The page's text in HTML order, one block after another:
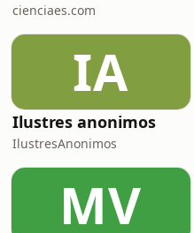
cienciaes.com
IA
Ilustres anonimos
IlustresAnonimos
MV